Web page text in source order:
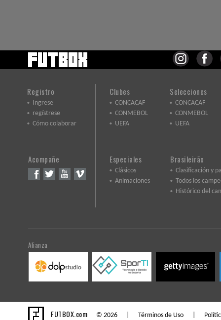
Registro
Ingrese
regístrese
Cómo colaborar
Acompañe
Clubes
CONCACAF
CONMEBOL
UEFA
Selecciones
CONCACAF
CONMEBOL
UEFA
Especiales
Clásicos
Animaciones
Brasileirão
Clasificación y
Todos los
Histórico del
Alianza
FUTBOX.com © 2026 | Términos de Uso